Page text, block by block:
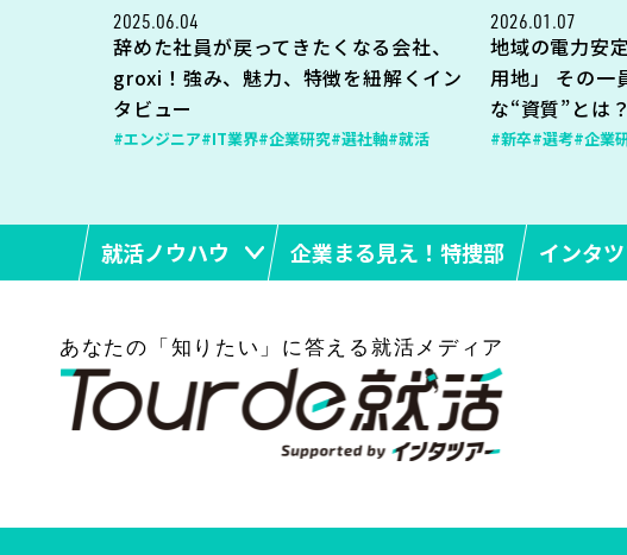
2025.06.04
辞めた社員が戻ってきたくなる会社、
groxi！強み、魅力、特徴を紐解くイン
タビュー
#エンジニア#IT業界#企業研究#選社軸#就活
2026.01.07
地域の電力安
用地」 その一
な“資質”とは？
#新卒#選考#企業
就活ノウハウ 企業まる見え！特捜部 インタ